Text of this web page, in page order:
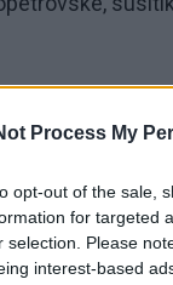
Process My
opt-out of the sale,
for targeted
selection. Please
interest-based
Tai dalis
Tymošenko,